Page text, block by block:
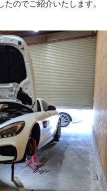
のでご紹介いたします。